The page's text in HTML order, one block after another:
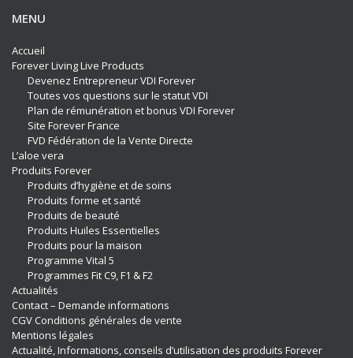
MENU
Accueil
Forever Living Live Products
Devenez Entrepreneur VDI Forever
Toutes vos questions sur le statut VDI
Plan de rémunération et bonus VDI Forever
Site Forever France
FVD Fédération de la Vente Directe
L’aloe vera
Produits Forever
Produits d’hygiène et de soins
Produits forme et santé
Produits de beauté
Produits Huiles Essentielles
Produits pour la maison
Programme Vital 5
Programmes Fit C9, F1 & F2
Actualités
Contact – Demande informations
CGV Conditions générales de vente
Mentions légales
Actualité, Informations, conseils d’utilisation des produits Forever